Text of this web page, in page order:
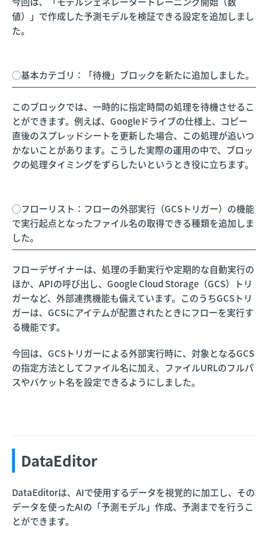
値）」で作成した予測モデルを検証できる設定を追加しまし
た。
◯基本カテゴリ：「待機」ブロックを新たに追加しました。
このブロックでは、一時的に指定時間の処理を待機させるこ
とができます。例えば、Googleドライブの仕様上、コピー
直後のスプレッドシートを更新した場合、この処理が追いつ
かないことがあります。こうした実際の運用の中で、ブロッ
クの処理タイミングをずらしたいというとき役に立ちます。
◯フローリスト：フローの外部実行（GCSトリガー）の機能
で実行起点となったファイル名の取得できる種類を追加しま
した。
フローデザイナーは、処理の手動実行や定期的な自動実行の
ほか、APIの呼び出し、Google Cloud Storage（GCS）トリ
ガーなど、外部連携機能も備えています。このうちGCSトリ
ガーは、GCSにアイテムが配置されたときにフローを実行す
る機能です。
今回は、GCSトリガーによる外部実行時に、対象となるGCS
の指定方法としてファイル名に加え、ファイルURLのフルパ
スやバケット名を設定できるようにしました。
DataEditor
DataEditorは、AIで使用するデータを視覚的に加工し、その
データを使ったAIの「予測モデル」作成、予測までを行うこ
とができます。